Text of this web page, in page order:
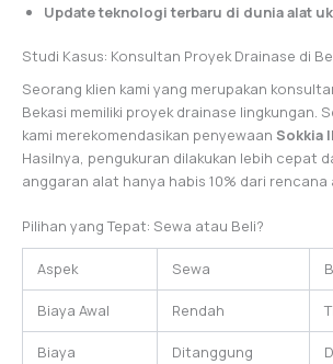
Update teknologi terbaru di dunia alat
Studi Kasus: Konsultan Proyek Drainase di
Seorang klien kami yang merupakan
Bekasi memiliki proyek drainase lingkungan.
kami merekomendasikan penyewaan Sokkia
Hasilnya, pengukuran dilakukan lebih cepat
anggaran alat hanya habis 10% dari rencana
Pilihan yang Tepat: Sewa atau Beli?
Aspek Sewa
Biaya Awal Rendah
Biaya Ditanggung